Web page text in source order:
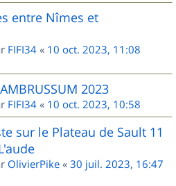
entre Nîmes et
FIFI34 « 10 oct. 2023, 11:08
2023
FIFI34 « 10 oct. 2023, 10:58
sur le Plateau de Sault 11
OlivierPike « 30 juil. 2023, 16:47